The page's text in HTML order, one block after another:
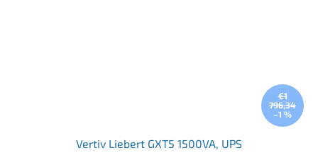
€1
796,34
–1 %
Vertiv Liebert GXT5 1500VA, UPS